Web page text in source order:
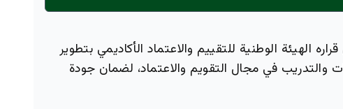
الوطنية للتقييم والاعتماد الأكاديمي بتطوير
والتدريب في مجال التقويم والاعتماد، لضمان جودة